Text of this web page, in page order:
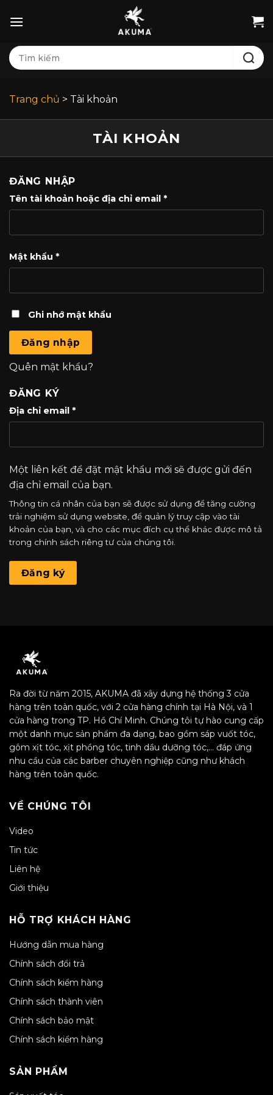
qua
dung
Tìm
kiếm:
Trang chủ > Tài khoản
TÀI KHOẢN
ĐĂNG NHẬP
Tên tài khoản hoặc địa chỉ email *Bắt
buộc
Mật khẩu *Bắt
buộc
Ghi nhớ mật khẩu
Đăng nhập
Quên mật khẩu?
ĐĂNG KÝ
Địa chỉ email *Bắt
buộc
Một liên kết để đặt mật khẩu mới sẽ được gửi đến
địa chỉ email của bạn.
Thông tin cá nhân của bạn sẽ được sử dụng để tăng cường
trải nghiệm sử dụng website, để quản lý truy cập vào tài
khoản của bạn, và cho các mục đích cụ thể khác được mô tả
trong chính sách riêng tư của chúng tôi.
Đăng ký
Ra đời từ năm 2015, AKUMA đã xây dựng hệ thống 3 cửa
hàng trên toàn quốc, với 2 cửa hàng chính tại Hà Nội, và 1
cửa hàng trong TP. Hồ Chí Minh. Chúng tôi tự hào cung cấp
một danh mục sản phẩm đa dạng, bao gồm sáp vuốt tóc,
gôm xịt tóc, xịt phồng tóc, tinh dầu dưỡng tóc,… đáp ứng
nhu cầu của các barber chuyên nghiệp cũng như khách
hàng trên toàn quốc.
VỀ CHÚNG TÔI
Video
Tin tức
Liên hệ
Giới thiệu
HỖ TRỢ KHÁCH HÀNG
Hướng dẫn mua hàng
Chính sách đổi trả
Chính sách kiểm hàng
Chính sách thành viên
Chính sách bảo mật
Chính sách kiểm hàng
SẢN PHẨM